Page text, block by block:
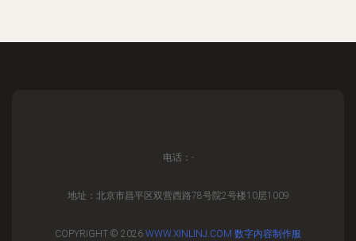
电话：-
地址：北京市昌平区双营西路78号院2号楼10层1009
COPYRIGHT © 2026 WWW.XINLINJ.COM 数字内容制作服